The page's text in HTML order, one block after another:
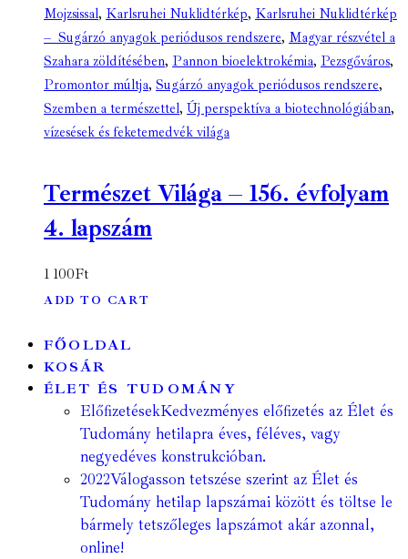
Mojzsissal, Karlsruhei Nuklidtérkép, Karlsruhei Nuklidtérkép
– Sugárzó anyagok periódusos rendszere, Magyar részvétel a
Szahara zöldítésében, Pannon bioelektrokémia, Pezsgőváros,
Promontor múltja, Sugárzó anyagok periódusos rendszere,
Szemben a természettel, Új perspektíva a biotechnológiában,
vízesések és feketemedvék világa
Természet Világa – 156. évfolyam
4. lapszám
1 100Ft
ADD TO CART
FŐOLDAL
KOSÁR
ÉLET ÉS TUDOMÁNY
ElőfizetésekKedvezményes előfizetés az Élet és
Tudomány hetilapra éves, féléves, vagy
negyedéves konstrukcióban.
2022Válogasson tetszése szerint az Élet és
Tudomány hetilap lapszámai között és töltse le
bármely tetszőleges lapszámot akár azonnal,
online!